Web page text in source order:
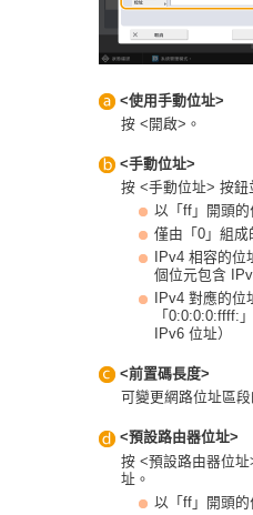
<使用手動位址>
按 <開啟>。
<手動位址>
按 <手動位址> 按鈕
以「ff」開頭的
僅由「0」組成
IPv4 相容的
個位元包含
IPv4 對應的
「0:0:0:0:ffff:
IPv6 位址）
<前置碼長度>
可變更網路位址區段
<預設路由器位址>
按 <預設路由器位
址。
以「ff」開頭的